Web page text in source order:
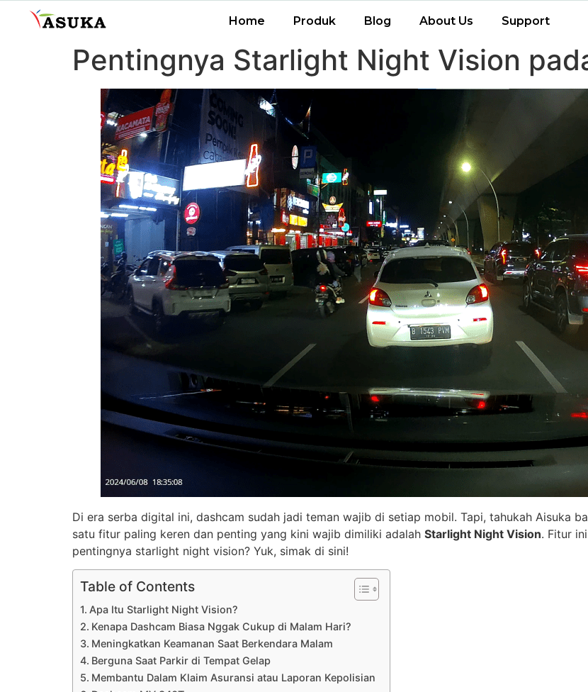
Home Produk Blog About Us Support
Pentingnya Starlight Night Vision
Di era serba digital ini, dashcam sudah jadi teman wajib di setiap mobil. Tapi, tahukah Aisuka
satu fitur paling keren dan penting yang kini wajib dimiliki adalah Starlight Night Vision. Fitur
pentingnya starlight night vision? Yuk, simak di sini!
Table of Contents
Apa Itu Starlight Night Vision?
Kenapa Dashcam Biasa Nggak Cukup di Malam Hari?
Meningkatkan Keamanan Saat Berkendara Malam
Berguna Saat Parkir di Tempat Gelap
Membantu Dalam Klaim Asuransi atau Laporan Kepolisian